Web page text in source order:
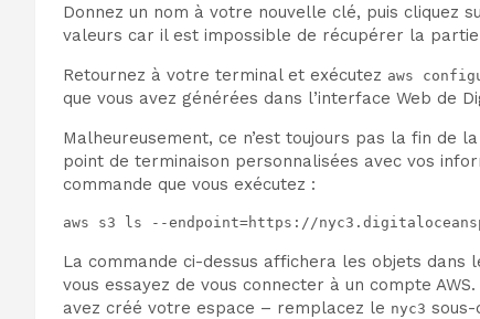
Donnez un nom à votre nouvelle clé, puis cliquez
valeurs car il est impossible de récupérer la
Retournez à votre terminal et exécutez aws
que vous avez générées dans l’interface Web de
Malheureusement, ce n’est toujours pas la fin de
point de terminaison personnalisées avec vos
commande que vous exécutez :
aws s3 ls --endpoint=https://
La commande ci-dessus affichera les objets dans
vous essayez de vous connecter à un compte
avez créé votre espace – remplacez le nyc3 sous-